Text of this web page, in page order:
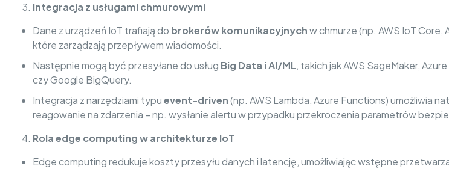
Integracja z usługami chmurowymi
Dane z urządzeń IoT trafiają do brokerów komunikacyjnychw chmurze (np. AWS IoT Core,
które zarządzają przepływem wiadomości.
Następnie mogą być przesyłane do usług Big Data i AI/ML, takich jak AWS SageMaker,
czy Google BigQuery.
Integracja z narzędziami typuevent-driven(np. AWS Lambda, Azure Functions) umożliwia
reagowanie na zdarzenia – np. wysłanie alertu w przypadku przekroczenia parametrów
Rola edge computing w architekturze IoT
Edge computing redukuje koszty przesyłu danych i latencję, umożliwiając wstępne